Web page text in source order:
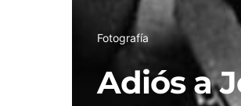
Fotografía
Adiós a